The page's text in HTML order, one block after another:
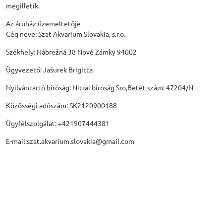
megilletik.
Az áruház üzemeltetője
Cég neve: Szat Akvarium Slovakia, s.r.o.
Székhely: Nábrežná 38 Nové Zámky 94002
Ügyvezető: Jašurek Brigitta
Nyilvántartó bíróság: Nitrai bíroság Sro,Betét szám: 47204/N
Közösségi adószám: SK2120900188
Ügyfélszolgálat: +421907444381
E-mail:szat.akvarium.slovakia@gmail.com